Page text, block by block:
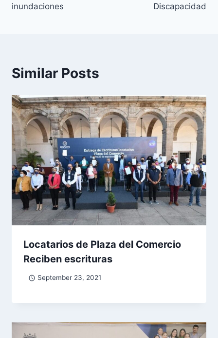
inundaciones Discapacidad
Similar Posts
Locatarios de Plaza del Comercio
Reciben escrituras
September 23, 2021